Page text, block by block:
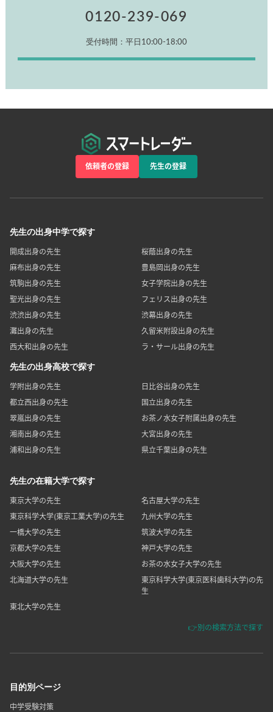
0120-239-069
受付時間：平日10:00-18:00
依頼者の登録 先生の登録
先生の出身中学で探す
開成出身の先生
桜蔭出身の先生
麻布出身の先生
豊島岡出身の先生
筑駒出身の先生
女子学院出身の先生
聖光出身の先生
フェリス出身の先生
渋渋出身の先生
渋幕出身の先生
灘出身の先生
久留米附設出身の先生
西大和出身の先生
ラ・サール出身の先生
先生の出身高校で探す
学附出身の先生
日比谷出身の先生
都立西出身の先生
国立出身の先生
翠嵐出身の先生
お茶ノ水女子附属出身の先生
湘南出身の先生
大宮出身の先生
浦和出身の先生
県立千葉出身の先生
先生の在籍大学で探す
東京大学の先生
名古屋大学の先生
東京科学大学(東京工業大学)の先生
九州大学の先生
一橋大学の先生
筑波大学の先生
京都大学の先生
神戸大学の先生
大阪大学の先生
お茶の水女子大学の先生
北海道大学の先生
東京科学大学(東京医科歯科大学)の先
生
東北大学の先生
👉別の検索方法で探す
目的別ページ
中学受験対策